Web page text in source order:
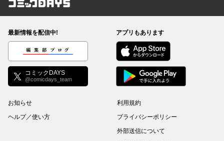
コミックDAYS
最新情報を配信中!
編集部ブログ
コミックDAYS
@comicdays_team
アプリもあります
お知らせ
ヘルプ／使い方
利用規約
プライバシーポリシー
外部送信について